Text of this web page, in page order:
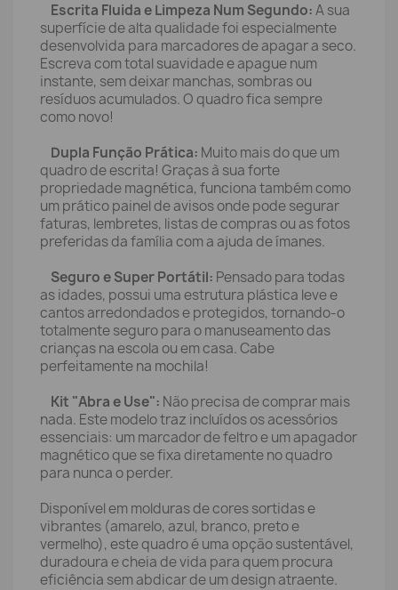
Escrita Fluida e Limpeza Num Segundo:A sua
superfície de alta qualidade foi especialmente
desenvolvida para marcadores de apagar a seco.
Escreva com total suavidade e apague num
instante, sem deixar manchas, sombras ou
resíduos acumulados. O quadro fica sempre
como novo!
Dupla Função Prática: Muito mais do que um
quadro de escrita! Graças à sua forte
propriedade magnética, funciona também como
um prático painel de avisos onde pode segurar
faturas, lembretes, listas de compras ou as fotos
preferidas da família com a ajuda de ímanes.
Seguro e Super Portátil: Pensado para todas
as idades, possui uma estrutura plástica leve e
cantos arredondados e protegidos, tornando-o
totalmente seguro para o manuseamento das
crianças na escola ou em casa. Cabe
perfeitamente na mochila!
Kit "Abra e Use": Não precisa de comprar mais
nada. Este modelo traz incluídos os acessórios
essenciais: um marcador de feltro e um apagador
magnético que se fixa diretamente no quadro
para nunca o perder.
Disponível em molduras de cores sortidas e
vibrantes (amarelo, azul, branco, preto e
vermelho), este quadro é uma opção sustentável,
duradoura e cheia de vida para quem procura
eficiência sem abdicar de um design atraente.